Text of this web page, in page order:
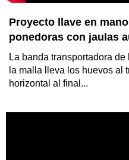
Proyecto llave en
ponedoras con jaulas
La banda transportadora
la malla lleva los huevos al
horizontal al final...